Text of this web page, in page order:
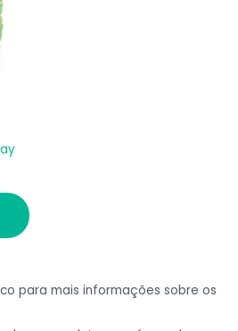
para mais informações sobre os